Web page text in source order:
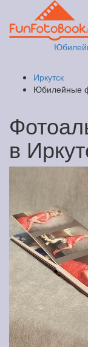
Иркутск
Юбилейные
в